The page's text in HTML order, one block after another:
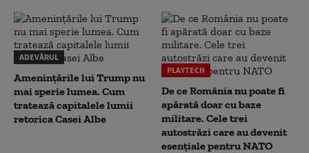
ADEVĂRUL
Amenințările lui Trump nu
mai sperie lumea. Cum
tratează capitalele lumii
retorica Casei Albe
PLAYTECH
De ce România nu poate fi
apărată doar cu baze
militare. Cele trei
autostrăzi care au devenit
esențiale pentru NATO